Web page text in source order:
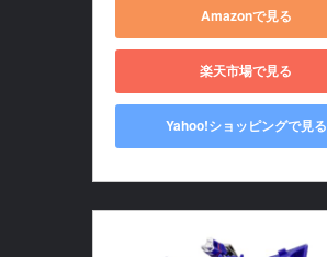
Amazonで見る
楽天市場で見る
Yahoo!ショッピングで見る